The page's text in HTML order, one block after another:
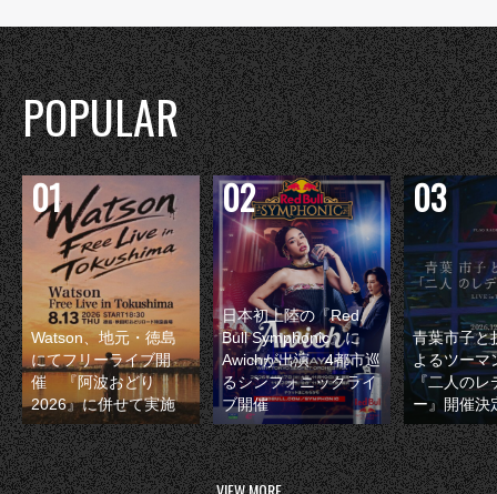
POPULAR
Watson、地元・徳島
にてフリーライブ開
催 『阿波おどり
2026』に併せて実施
日本初上陸の『Red
Bull Symphonic』に
Awichが出演 4都市巡
るシンフォニックライ
ブ開催
青葉市子と
よるツーマ
『二人のレ
ー』開催決